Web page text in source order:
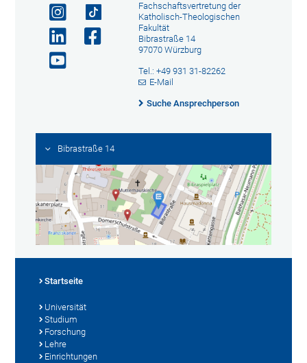
Fachschaftsvertretung der
Katholisch-Theologischen
Fakultät
Bibrastraße 14
97070 Würzburg
Tel.: +49 931 31-82262
E-Mail
Suche Ansprechperson
Bibrastraße 14
Startseite
Universität
Studium
Forschung
Lehre
Einrichtungen